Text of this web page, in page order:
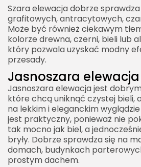
Szara elewacja dobrze
grafitowych, antracytowych,
Może być również ciekawym
kolorze drewna, czerni, bieli lub
który pozwala uzyskać modny
przesady.
Jasnoszara elewacja
Jasnoszara elewacja jest
które chcą uniknąć czystej bieli,
na lekkim i eleganckim
jest praktyczny, ponieważ nie
tak mocno jak biel, a
bryły. Dobrze sprawdza się na
domach, budynkach
prostym dachem.